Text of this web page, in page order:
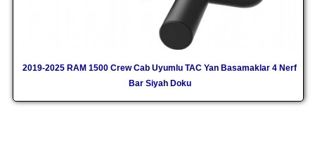
2019-2025 RAM 1500 Crew Cab Uyumlu TAC Yan Basamaklar 4 Nerf
Bar Siyah Doku